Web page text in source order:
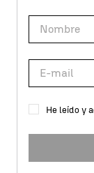
He leído y